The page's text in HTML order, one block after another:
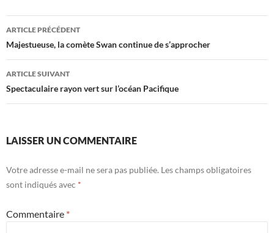
Navigation
des
articles
ARTICLE PRÉCÉDENT
Majestueuse, la comète Swan continue de s’approcher
ARTICLE SUIVANT
Spectaculaire rayon vert sur l’océan Pacifique
LAISSER UN COMMENTAIRE
Votre adresse e-mail ne sera pas publiée. Les champs obligatoires
sont indiqués avec *
Commentaire *